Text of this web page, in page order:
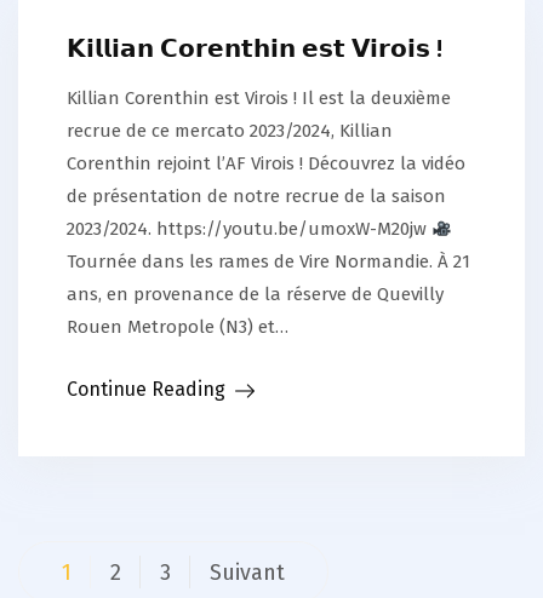
𝗞𝗶𝗹𝗹𝗶𝗮𝗻 𝗖𝗼𝗿𝗲𝗻𝘁𝗵𝗶𝗻 𝗲𝘀𝘁 𝗩𝗶𝗿𝗼𝗶𝘀 !
Killian Corenthin est Virois ! Il est la deuxième
recrue de ce mercato 2023/2024, Killian
Corenthin rejoint l’AF Virois ! Découvrez la vidéo
de présentation de notre recrue de la saison
2023/2024. https://youtu.be/umoxW-M20jw
Tournée dans les rames de Vire Normandie. À 21
ans, en provenance de la réserve de Quevilly
Rouen Metropole (N3) et…
Continue Reading
Pagination
1 2 3 Suivant